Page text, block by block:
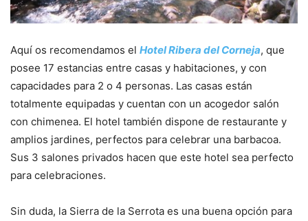
Aquí os recomendamos el Hotel Ribera del Corneja, que
posee 17 estancias entre casas y habitaciones, y con
capacidades para 2 o 4 personas. Las casas están
totalmente equipadas y cuentan con un acogedor salón
con chimenea. El hotel también dispone de restaurante y
amplios jardines, perfectos para celebrar una barbacoa.
Sus 3 salones privados hacen que este hotel sea perfecto
para celebraciones.
Sin duda, la Sierra de la Serrota es una buena opción para